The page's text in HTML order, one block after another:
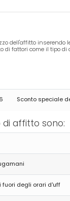
dell'affitto inserendo
di fattori come il tipo di
Sconto speciale
di affitto sono:
fuori degli orari d'uff